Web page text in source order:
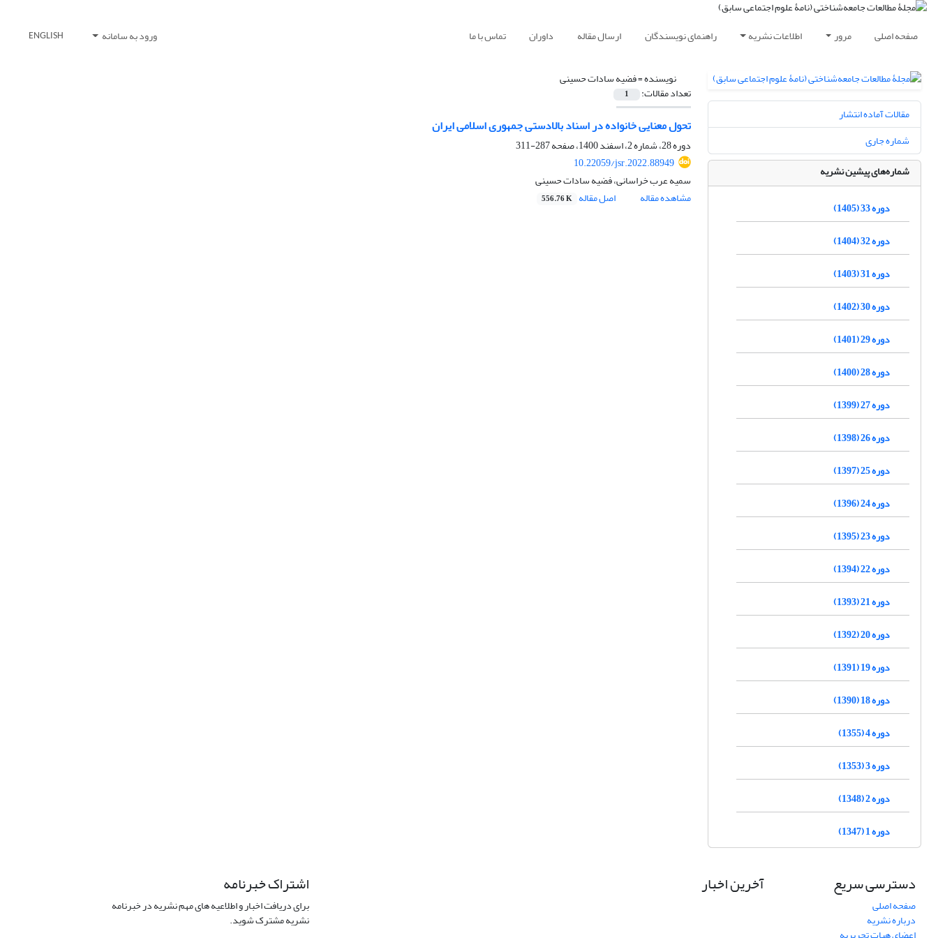
صفحه اصلی مرور اطلاعات نشریه راهنمای نویسندگان ارسال مقاله داوران تماس با ما ورود به سامانه ENGLISH
نویسنده =فضیه سادات حسینی
تعداد مقالات: 1
تحول معنایی خانواده در اسناد بالادستی جمهوری اسلامی ایران
دوره 28، شماره 2، اسفند 1400، صفحه
287-311
10.22059/jsr.2022.88949
سمیه عرب خراسانی، فضیه سادات حسینی
مشاهده مقاله
اصل مقاله 556.76 K
مقالات آماده انتشار
شماره جاری
شماره‌های پیشین نشریه
دوره 33 (1405)
دوره 32 (1404)
دوره 31 (1403)
دوره 30 (1402)
دوره 29 (1401)
دوره 28 (1400)
دوره 27 (1399)
دوره 26 (1398)
دوره 25 (1397)
دوره 24 (1396)
دوره 23 (1395)
دوره 22 (1394)
دوره 21 (1393)
دوره 20 (1392)
دوره 19 (1391)
دوره 18 (1390)
دوره 4 (1355)
دوره 3 (1353)
دوره 2 (1348)
دوره 1 (1347)
دسترسی سریع
صفحه اصلی
درباره نشریه
آخرین اخبار اشتراک خبرنامه
برای دریافت اخبار و اطلاعیه های مهم نشریه در خبرنامه
نشریه مشترک شوید.